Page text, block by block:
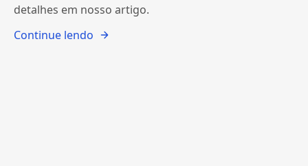
detalhes em nosso artigo.
Continue lendo